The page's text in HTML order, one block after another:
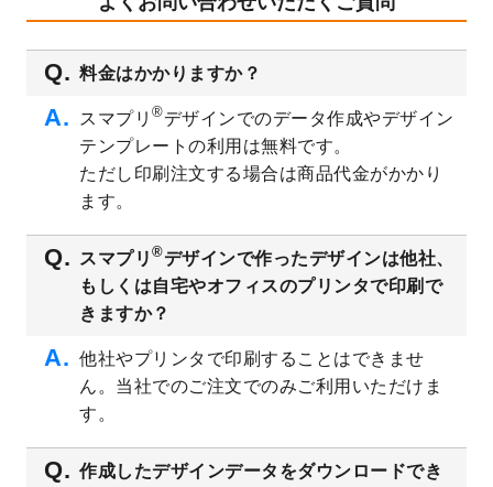
るようになりました！
2023/8/18
チケットのデザインテンプレートを追加し
ました。
2023/8/7
【新商品】チケット
が作成できるようにな
りました！
美容・エステのチラシデザインテンプレー
トを追加しました。
いたしました。
2023/6/12
うちわのデザインテンプレート
を公開いた
しました。
を公開いたしました。
2023/5/9
書類カバー（見積書表紙）のデザインテン
追加しました。
料金はかかりますか？
スマプリ ®デザインでのデータ作成やデザイン
テンプレートの利用は無料です。
ただし印刷注文する場合は商品代金がかかり
ます。
スマプリ ®デザインで作ったデザインは他社、
もしくは自宅やオフィスのプリンタで印刷で
きますか？
他社やプリンタで印刷することはできませ
ん。当社でのご注文でのみご利用いただけま
す。
作成したデザインデータをダウンロードでき